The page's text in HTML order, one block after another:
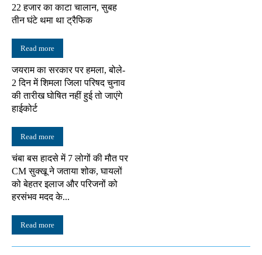
22 हजार का काटा चालान, सुबह
तीन घंटे थमा था ट्रैफिक
Read more
जयराम का सरकार पर हमला, बोले-
2 दिन में शिमला जिला परिषद चुनाव
की तारीख घोषित नहीं हुई तो जाएंगे
हाईकोर्ट
Read more
चंबा बस हादसे में 7 लोगों की मौत पर
CM सुक्खू ने जताया शोक, घायलों
को बेहतर इलाज और परिजनों को
हरसंभव मदद के...
Read more